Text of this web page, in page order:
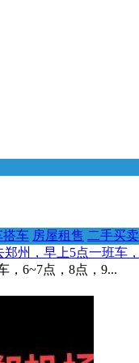
搭车 房屋租售 二手买卖
州，早上5点一班车
，6~7点，8点，9...